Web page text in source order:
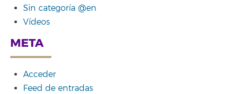
Sin categoría @en
Vídeos
META
Acceder
Feed de entradas